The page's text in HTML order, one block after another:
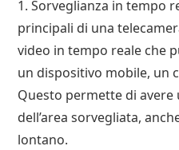
1. Sorveglianza in tempo
principali di una
video in tempo reale che
un dispositivo mobile, un
Questo permette di
dell’area sorvegliata,
lontano.